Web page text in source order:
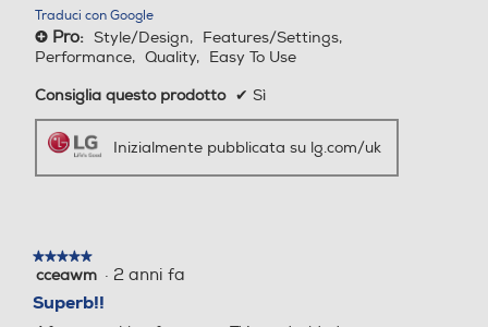
webOS Re:New Program
Un'esperienza smart che
si rinnova per 5 anni
Desideriamo che la tua esperienza con
Picture in Picture (PIP)
Hotel Mode Hotel Mode
Altre funzioni
Traduci con Google
+ Pro: Style/Design, Features/Settings,
Performance, Quality, Easy To Use
Consiglia questo prodotto ✔ Sì
Inizialmente pubblicata su lg.com/uk
★★★★★
★★★★★
5
5
cceawm · 2 anni fa
Superb!!